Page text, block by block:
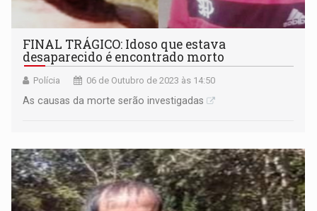
FINAL TRÁGICO: Idoso que estava
desaparecido é encontrado morto
Polícia 06 de Outubro de 2023 às 14:50
As causas da morte serão investigadas